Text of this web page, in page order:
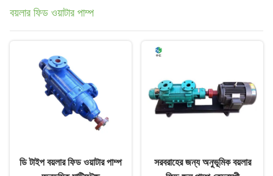
বয়লার ফিড ওয়াটার পাম্প
ডি টাইপ বয়লার ফিড ওয়াটার পাম্প
সরবরাহের জন্য অনুভূমিক বয়লার